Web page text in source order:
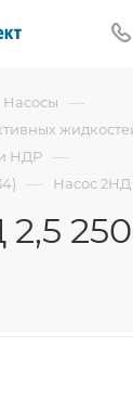
Насосы —
НДР —
— Насос 2НД